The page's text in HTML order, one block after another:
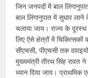
जिन जनपदों में बाल
बाल लिंगानुपात में सुधार
चलाया जाय। राज्य के दूरस्थ
लिए ऐसे क्षेत्रों में
सीएचसी, पीएचसी तक
मुख्यमंत्री तीरथ सिंह रावत
ध्यान दिया जाय। प्राथमिक